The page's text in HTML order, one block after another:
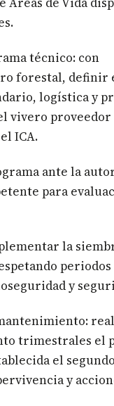
técnico: con
forestal, definir
logística y
vivero proveedor
ICA.
ante la
para
la
y
trimestrales el
el
y